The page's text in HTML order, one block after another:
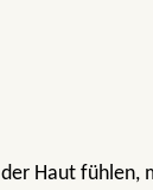
Haut fühlen,